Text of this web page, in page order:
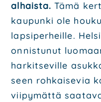
alhais­ta. Tämä
kau­pun­ki ole
lap­si­per­heil­le.
on­nis­tu­nut
har­kit­se­vil­le
seen roh­kai­se­via
vii­py­mät­tä